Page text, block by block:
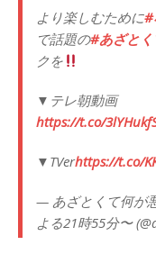
より楽しむために#
で話題の#あざと
クを
▼テレ朝動画
https://t.co/
▼TVerhttps://t.co/
— あざとくて何が
よる21時55分〜